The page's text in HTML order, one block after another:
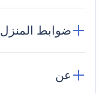
ضوابط المنزل
عن